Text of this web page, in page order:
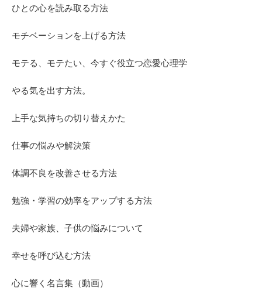
ひとの心を読み取る方法
モチベーションを上げる方法
モテる、モテたい、今すぐ役立つ恋愛心理学
やる気を出す方法。
上手な気持ちの切り替えかた
仕事の悩みや解決策
体調不良を改善させる方法
勉強・学習の効率をアップする方法
夫婦や家族、子供の悩みについて
幸せを呼び込む方法
心に響く名言集（動画）